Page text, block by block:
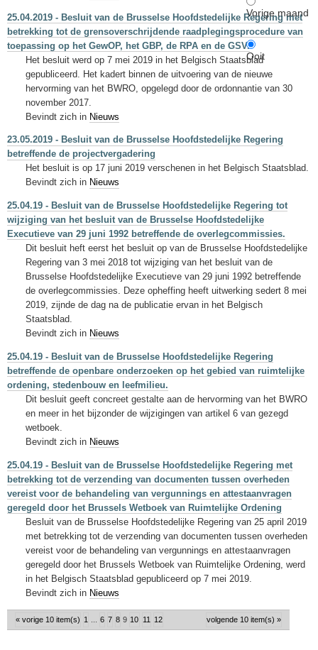
Vorige maand
Ooit
25.04.2019 - Besluit van de Brusselse Hoofdstedelijke Regering met
betrekking tot de grensoverschrijdende raadplegingsprocedure van
toepassing op het GewOP, het GBP, de RPA en de GSV.
Het besluit werd op 7 mei 2019 in het Belgisch Staatsblad
gepubliceerd. Het kadert binnen de uitvoering van de nieuwe
hervorming van het BWRO, opgelegd door de ordonnantie van 30
november 2017.
Bevindt zich in Nieuws
23.05.2019 - Besluit van de Brusselse Hoofdstedelijke Regering
betreffende de projectvergadering
Het besluit is op 17 juni 2019 verschenen in het Belgisch Staatsblad.
Bevindt zich in Nieuws
25.04.19 - Besluit van de Brusselse Hoofdstedelijke Regering tot
wijziging van het besluit van de Brusselse Hoofdstedelijke
Executieve van 29 juni 1992 betreffende de overlegcommissies.
Dit besluit heft eerst het besluit op van de Brusselse Hoofdstedelijke
Regering van 3 mei 2018 tot wijziging van het besluit van de
Brusselse Hoofdstedelijke Executieve van 29 juni 1992 betreffende
de overlegcommissies. Deze opheffing heeft uitwerking sedert 8 mei
2019, zijnde de dag na de publicatie ervan in het Belgisch
Staatsblad.
Bevindt zich in Nieuws
25.04.19 - Besluit van de Brusselse Hoofdstedelijke Regering
betreffende de openbare onderzoeken op het gebied van ruimtelijke
ordening, stedenbouw en leefmilieu.
Dit besluit geeft concreet gestalte aan de hervorming van het BWRO
en meer in het bijzonder de wijzigingen van artikel 6 van gezegd
wetboek.
Bevindt zich in Nieuws
25.04.19 - Besluit van de Brusselse Hoofdstedelijke Regering met
betrekking tot de verzending van documenten tussen overheden
vereist voor de behandeling van vergunnings en attestaanvragen
geregeld door het Brussels Wetboek van Ruimtelijke Ordening
Besluit van de Brusselse Hoofdstedelijke Regering van 25 april 2019
met betrekking tot de verzending van documenten tussen overheden
vereist voor de behandeling van vergunnings en attestaanvragen
geregeld door het Brussels Wetboek van Ruimtelijke Ordening, werd
in het Belgisch Staatsblad gepubliceerd op 7 mei 2019.
Bevindt zich in Nieuws
« vorige 10 item(s) volgende 10 item(s) »
1 6 7 8 9 10 11 12